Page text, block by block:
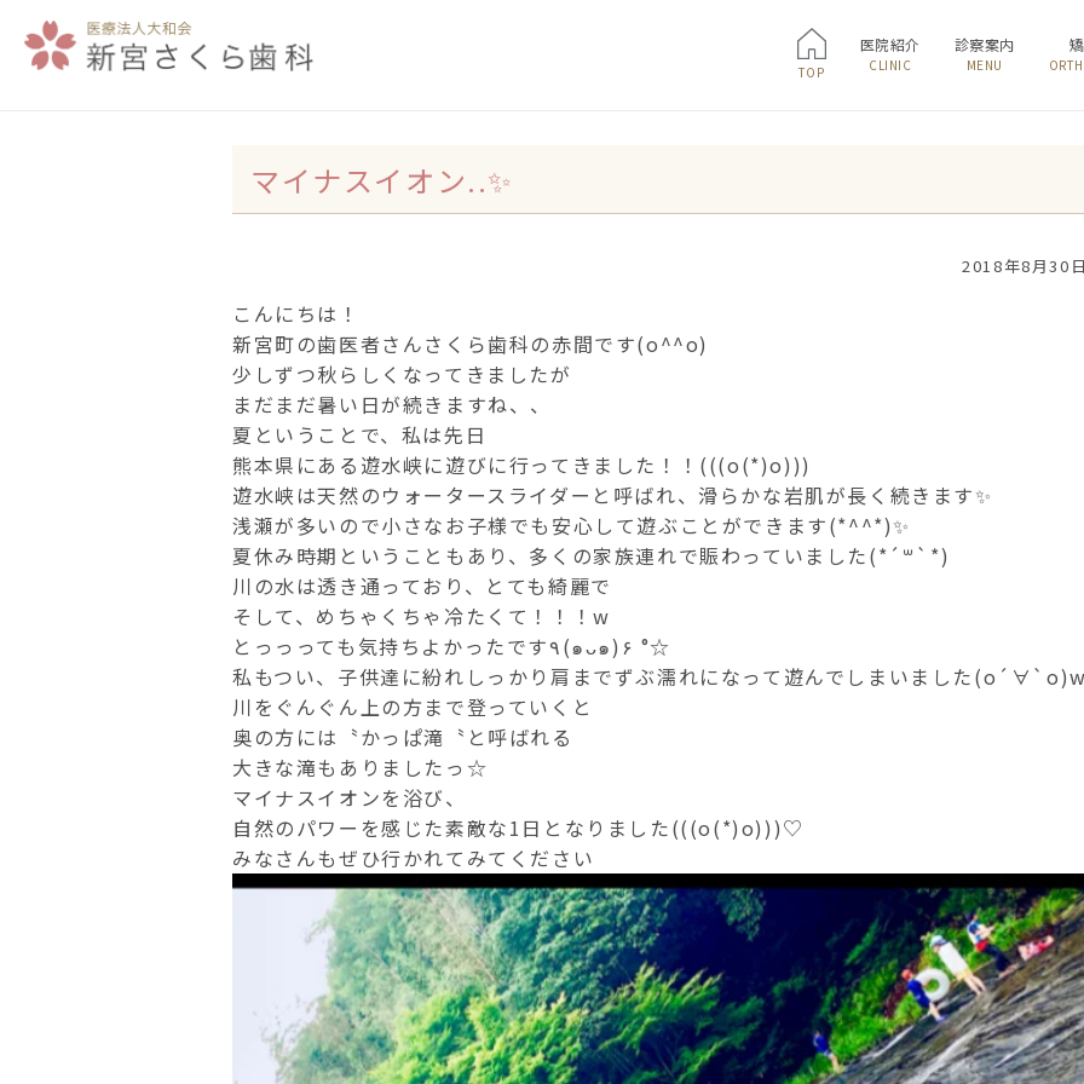
TOP
医院紹介
CLINIC
診察案内
MENU
マイナスイオン..✨
2018年8月30
こんにちは！
新宮町の歯医者さんさくら歯科の赤間です(o^^o)
少しずつ秋らしくなってきましたが
まだまだ暑い日が続きますね、、
夏ということで、私は先日
熊本県にある遊水峡に遊びに行ってきました！！(((o(*)o)))
遊水峡は天然のウォータースライダーと呼ばれ、滑らかな岩肌が長く続きます✨
浅瀬が多いので小さなお子様でも安心して遊ぶことができます(*^^*)✨
夏休み時期ということもあり、多くの家族連れで賑わっていました(*´꒳`*)
川の水は透き通っており、とても綺麗で
そして、めちゃくちゃ冷たくて！！！w
とっっっても気持ちよかったです٩(๑ᴗ๑)۶ °☆
私もつい、子供達に紛れしっかり肩までずぶ濡れになって遊んでしまいました
川をぐんぐん上の方まで登っていくと
奥の方には〝かっぱ滝〝と呼ばれる
大きな滝もありましたっ☆
マイナスイオンを浴び、
自然のパワーを感じた素敵な1日となりました(((o(*)o)))♡
みなさんもぜひ行かれてみてください